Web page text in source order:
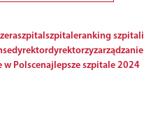
szpitalszpitaleranking szpitali
dyrektordyrektorzyzarządzanie
w Polscenajlepsze szpitale 2024